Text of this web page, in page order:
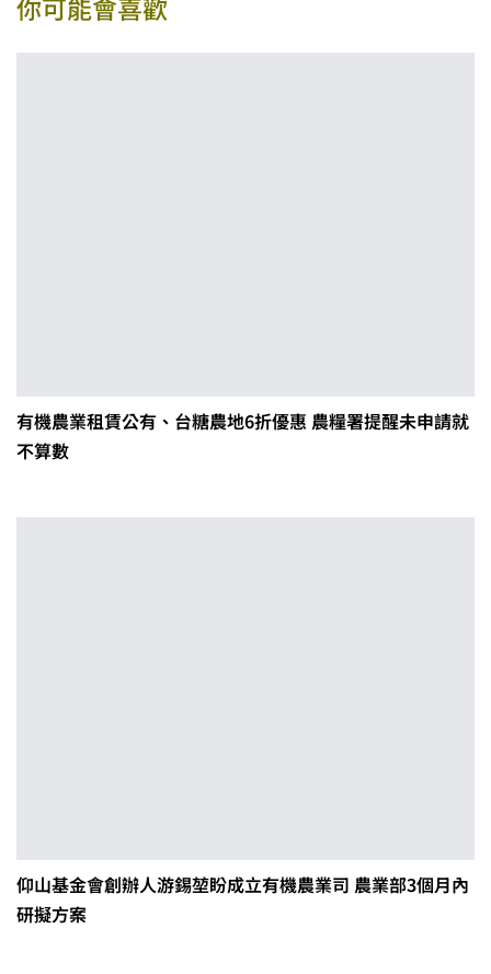
有機農業租賃公有、台糖農地6折優惠 農糧署提醒未申請就
不算數
仰山基金會創辦人游錫堃盼成立有機農業司 農業部3個月內
研擬方案